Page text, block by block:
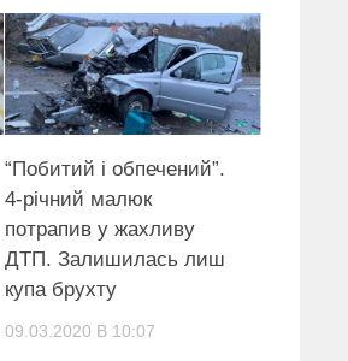
“Побитий і обпечений”.
4-річний малюк
потрапив у жахливу
ДТП. Залишилась лиш
купа брухту
09.03.2020 В 10:07